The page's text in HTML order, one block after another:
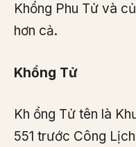
Khổng Phu Tử và
hơn cả.
Khổng Tử
Kh ổng Tử tên là
551 trước Công